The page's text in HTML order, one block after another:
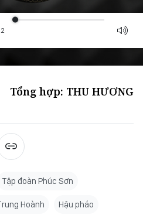
Tổng hợp: THU HƯƠNG
Tập đoàn Phúc Sơn
Hoành Hậu pháo